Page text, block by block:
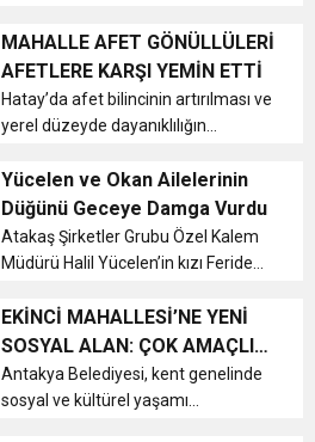
saat 14.00’te kapılarını açıyor. Açılış
töreni, İskenderun yolu üzerindeki
Maraşboğazı Mahallesi Hatay
Büyü...
MAHALLE AFET GÖNÜLLÜLERİ
AFETLERE KARŞI YEMİN ETTİ
Hatay’da afet bilincinin artırılması ve
yerel düzeyde dayanıklılığın
faaliyetlerini sürdüren Mahalle Afet
Gönüllüleri Acil Müdahale Derneği
(MAG-AME) tarafından düzenlenen
“Ma...
Yücelen ve Okan Ailelerinin
Düğünü Geceye Damga Vurdu
Atakaş Şirketler Grubu Özel Kalem
Müdürü Halil Yücelen’in kızı Feride
ailelerinden Hasan Okan,
İskenderun’da düzenlenen görkemli
bir düğün töreniyle dünya evine
girdi....
EKİNCİ MAHALLESİ’NE YENİ
SOSYAL ALAN: ÇOK AMAÇLI
SALON HİZMETE AÇILIYOR
Antakya Belediyesi, kent genelinde
sosyal ve kültürel yaşamı